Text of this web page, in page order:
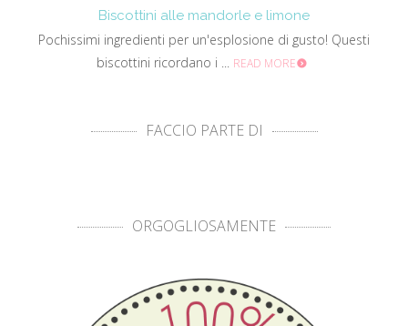
Biscottini alle mandorle e limone
Pochissimi ingredienti per un'esplosione di gusto! Questi
biscottini ricordano i ... READ MORE
FACCIO PARTE DI
ORGOGLIOSAMENTE